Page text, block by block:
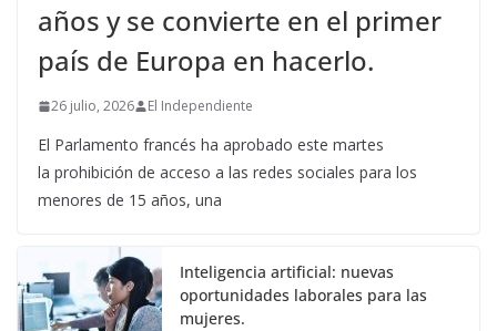
años y se convierte en el primer
país de Europa en hacerlo.
26 julio, 2026 El Independiente
El Parlamento francés ha aprobado este martes
la prohibición de acceso a las redes sociales para los
menores de 15 años, una
Inteligencia artificial: nuevas
oportunidades laborales para las
mujeres.